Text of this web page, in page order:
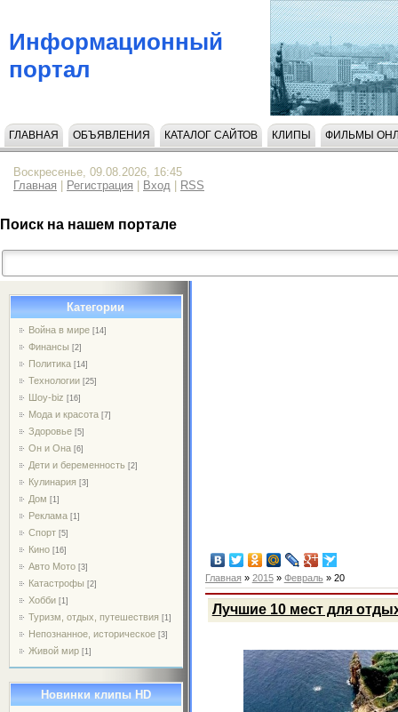
Информационный
портал
ГЛАВНАЯ ОБЪЯВЛЕНИЯ КАТАЛОГ САЙТОВ КЛИПЫ ФИЛЬМЫ
Воскресенье, 09.08.2026, 16:45
Главная
Регистрация Вход RSS
Поиск на нашем портале
Категории
Война в мире [14]
Финансы [2]
Политика [14]
Технологии [25]
Шоу-biz [16]
Мода и красота [7]
Здоровье [5]
Он и Она [6]
Дети и беременность [2]
Кулинария [3]
Дом [1]
Реклама [1]
Спорт [5]
Кино [16]
Авто Мото [3]
Катастрофы [2]
Хобби [1]
Туризм, отдых, путешествия [1]
Непознанное, историческое [3]
Живой мир [1]
Новинки клипы HD
Главная » 2015 » Февраль » 20
Лучшие 10 мест для